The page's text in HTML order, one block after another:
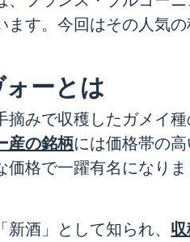
す。今回はその人気の
ーとは
摘みで収穫したガメイ
産の銘柄には価格帯の
格で一躍有名になりま
酒」として知られ、